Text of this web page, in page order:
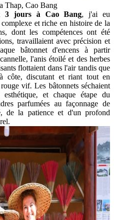
Thap, Cao Bang
3 jours à Cao Bang, j'ai eu
et riche en histoire de la
dont les compétences ont été
travaillaient avec précision et
bâtonnet d'encens à partir
l'anis étoilé et des herbes
flottaient dans l'air tandis que
côte, discutant et riant tout en
vif. Les bâtonnets séchaient
et chaque étape du
parfumées au façonnage de
de la patience et d'un profond